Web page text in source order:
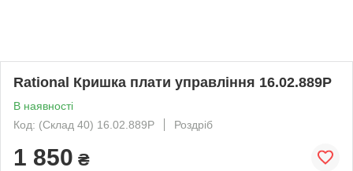
Rational Кришка плати управління 16.02.889P
В наявності
Код: (Склад 40) 16.02.889P
Роздріб
1 850 ₴